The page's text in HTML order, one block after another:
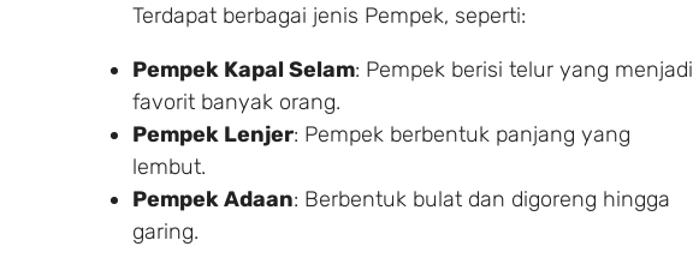
Terdapat berbagai jenis Pempek, seperti:
Pempek Kapal Selam: Pempek berisi telur yang menjadi
favorit banyak orang.
Pempek Lenjer: Pempek berbentuk panjang yang
lembut.
Pempek Adaan: Berbentuk bulat dan digoreng hingga
garing.